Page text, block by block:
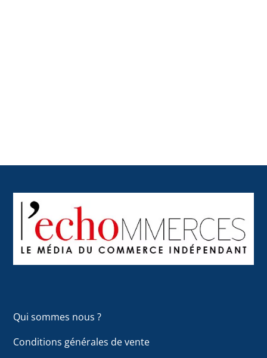
To
Top
Qui sommes nous ?
Conditions générales de vente